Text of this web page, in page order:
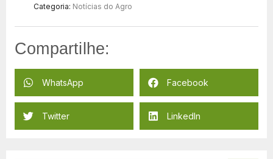
Categoria: Notícias do Agro
Compartilhe:
WhatsApp Facebook
Twitter LinkedIn